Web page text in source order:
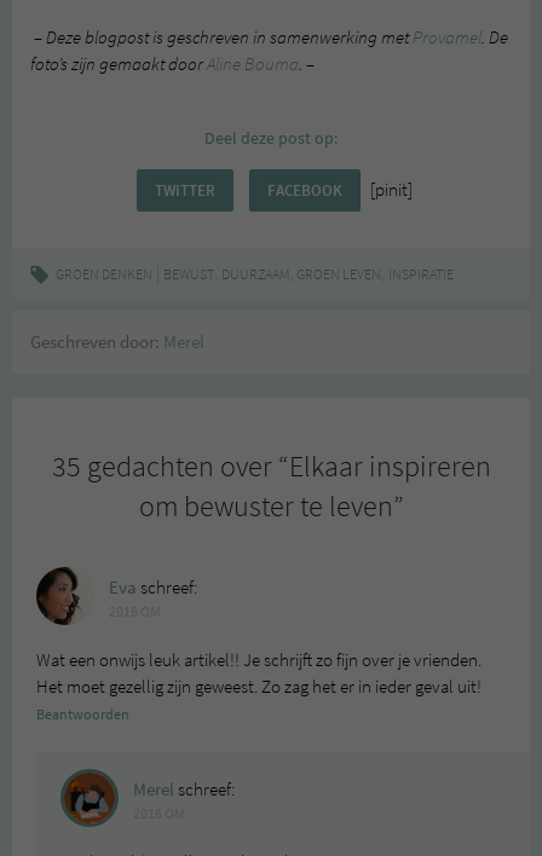
– Deze blogpost is geschreven in samenwerking metProvamel. De
foto’s zijn gemaakt doorAline Bouma. –
Deel deze post op:
TWITTER FACEBOOK [pinit]
GROEN DENKEN BEWUST, DUURZAAM, GROEN LEVEN, INSPIRATIE
Geschreven door: Merel
35 gedachten over “Elkaar inspireren
om bewuster te leven”
Eva schreef:
Wat een onwijs leuk artikel!! Je schrijft zo fijn over je vrienden.
Het moet gezellig zijn geweest. Zo zag het er in ieder geval uit!
Beantwoorden
Merel schreef: